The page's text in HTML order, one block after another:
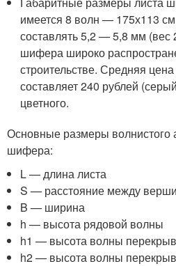
имеется 8 волн — 175х113
составлять 5,2 — 5,8 мм (вес
шифера широко
строительстве. Средняя
составляет 240 рублей
цветного.
Основные размеры волнистого
шифера:
L — длина листа
S — расстояние между
B — ширина
h — высота рядовой волны
h1 — высота волны
h2 — высота волны